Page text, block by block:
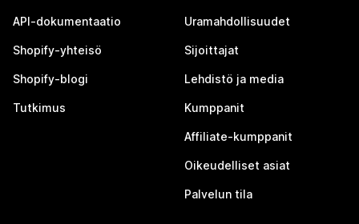
API-dokumentaatio
Shopify-yhteisö
Shopify-blogi
Tutkimus
Uramahdollisuudet
Sijoittajat
Lehdistö ja media
Kumppanit
Affiliate-kumppanit
Oikeudelliset asiat
Palvelun tila